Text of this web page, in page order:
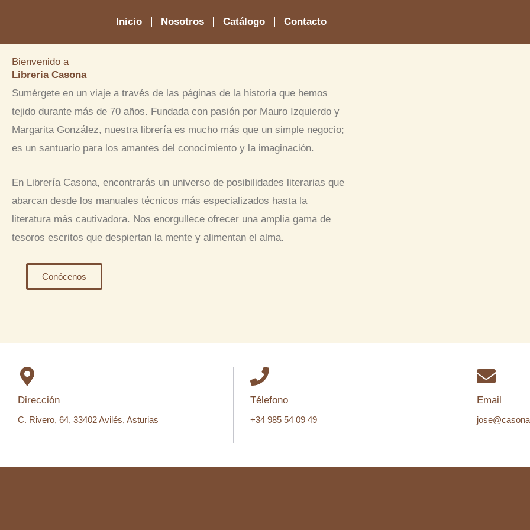
contenido
Inicio Nosotros Catálogo Contacto
Bienvenido a
Libreria Casona
Sumérgete en un viaje a través de las páginas de la historia que hemos
tejido durante más de 70 años. Fundada con pasión por Mauro Izquierdo y
Margarita González, nuestra librería es mucho más que un simple negocio;
es un santuario para los amantes del conocimiento y la imaginación.
En Librería Casona, encontrarás un universo de posibilidades literarias que
abarcan desde los manuales técnicos más especializados hasta la
literatura más cautivadora. Nos enorgullece ofrecer una amplia gama de
tesoros escritos que despiertan la mente y alimentan el alma.
Conócenos
Dirección
C. Rivero, 64, 33402 Avilés, Asturias
Télefono
+34 985 54 09 49
Email